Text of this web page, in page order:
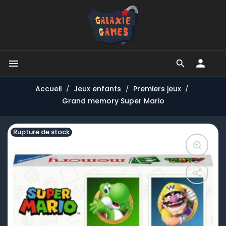


Accueil Jeux enfants
Premiers jeux
Grand memory Super Mario
Rupture de stock